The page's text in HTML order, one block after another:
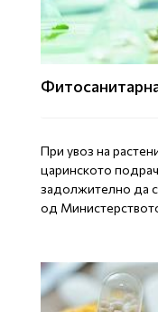
При увоз на
царинското
задолжително да
од